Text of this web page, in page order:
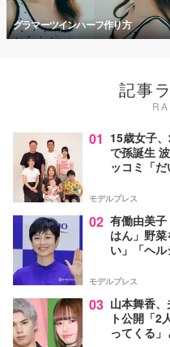
グラマーツインハーフ作り方
記事
01 15歳女子
で孫誕生
ッコミ「だ
モデルプレス
02 有働由美
はん」野
い」「ヘ
モデルプレス
03 山本舞香
ト公開「2
ってくる